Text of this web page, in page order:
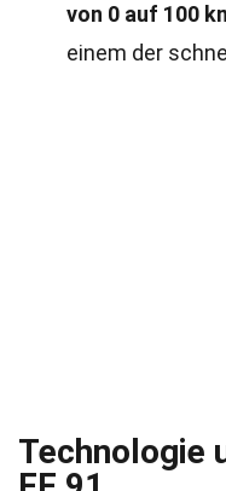
von 0 auf 100
einem der
Technologie